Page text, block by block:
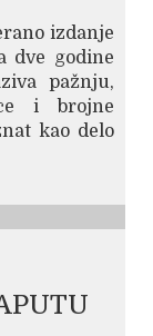
izdanje
dve godine
pažnju,
i brojne
kao delo